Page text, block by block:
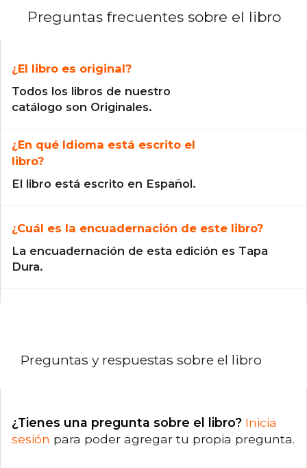
Preguntas frecuentes sobre el libro
¿El libro es original?
Todos los libros de nuestro
catálogo son Originales.
¿En qué Idioma está escrito el
libro?
El libro está escrito en Español.
¿Cuál es la encuadernación de este libro?
La encuadernación de esta edición es Tapa
Dura.
Preguntas y respuestas sobre el libro
¿Tienes una pregunta sobre el libro? Inicia
sesión para poder agregar tu propia pregunta.